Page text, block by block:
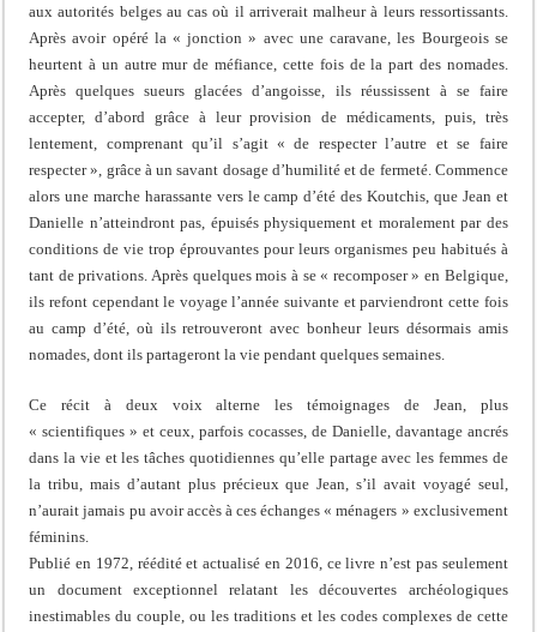
aux autorités belges au cas où il arriverait malheur à leurs ressortissants.
Après avoir opéré la « jonction » avec une caravane, les Bourgeois se
heurtent à un autre mur de méfiance, cette fois de la part des nomades.
Après quelques sueurs glacées d’angoisse, ils réussissent à se faire
accepter, d’abord grâce à leur provision de médicaments, puis, très
lentement, comprenant qu’il s’agit « de respecter l’autre et se faire
respecter », grâce à un savant dosage d’humilité et de fermeté. Commence
alors une marche harassante vers le camp d’été des Koutchis, que Jean et
Danielle n’atteindront pas, épuisés physiquement et moralement par des
conditions de vie trop éprouvantes pour leurs organismes peu habitués à
tant de privations. Après quelques mois à se « recomposer » en Belgique,
ils refont cependant le voyage l’année suivante et parviendront cette fois
au camp d’été, où ils retrouveront avec bonheur leurs désormais amis
nomades, dont ils partageront la vie pendant quelques semaines.
Ce récit à deux voix alterne les témoignages de Jean, plus
« scientifiques » et ceux, parfois cocasses, de Danielle, davantage ancrés
dans la vie et les tâches quotidiennes qu’elle partage avec les femmes de
la tribu, mais d’autant plus précieux que Jean, s’il avait voyagé seul,
n’aurait jamais pu avoir accès à ces échanges « ménagers » exclusivement
féminins.
Publié en 1972, réédité et actualisé en 2016, ce livre n’est pas seulement
un document exceptionnel relatant les découvertes archéologiques
inestimables du couple, ou les traditions et les codes complexes de cette